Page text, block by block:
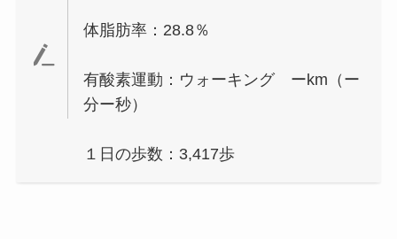
体脂肪率：28.8％
有酸素運動：ウォーキング ーkm（ー
分ー秒）
１日の歩数：3,417歩